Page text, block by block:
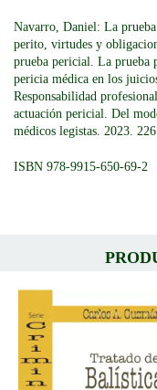
Navarro, Daniel: La
perito, virtudes y
prueba pericial. La prueba
pericia médica en los
Responsabilidad
actuación pericial. Del
médicos legistas. 2023. 226
ISBN 978-9915-650-69-2